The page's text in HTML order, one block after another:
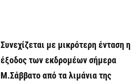
Συνεχίζεται με μικρότερη ένταση η
έξοδος των εκδρομέων σήμερα
Μ.Σάββατο από τα λιμάνια της